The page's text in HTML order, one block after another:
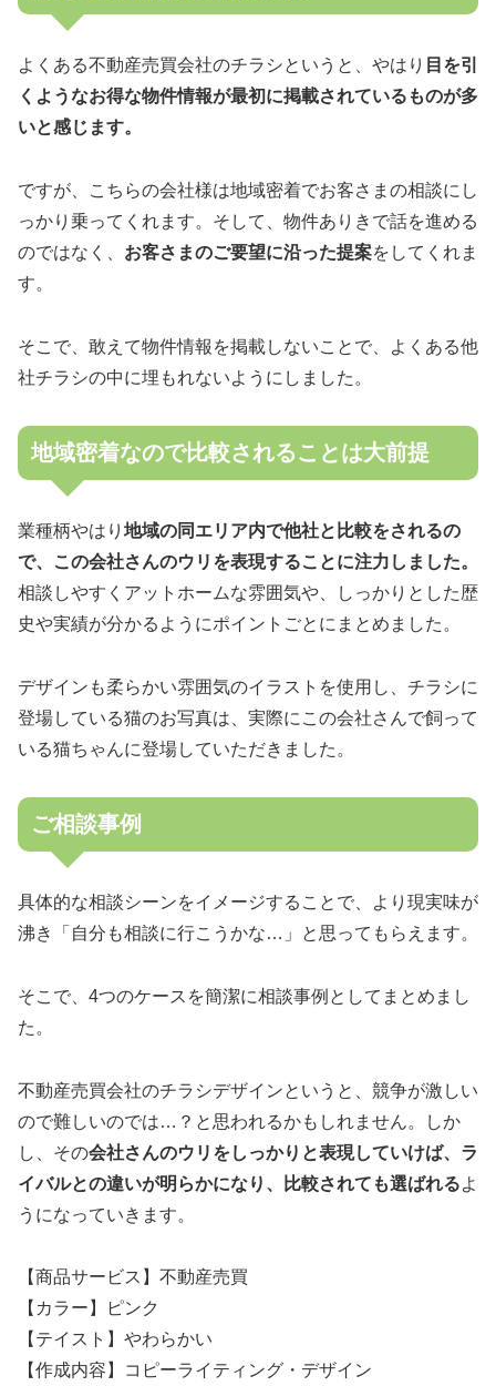
よくある不動産売買会社のチラシというと、やはり 目を引
くようなお得な物件情報が最初に掲載されているものが多
いと感じます。
ですが、こちらの会社様は地域密着でお客さまの相談にし
っかり乗ってくれます。そして、物件ありきで話を進める
のではなく、 お客さまのご要望に沿った提案をしてくれま
す。
そこで、敢えて物件情報を掲載しないことで、よくある他
社チラシの中に埋もれないようにしました。
地域密着なので比較されることは大前提
業種柄やはり 地域の同エリア内で他社と比較をされるの
で、この会社さんのウリを表現することに注力しました。
相談しやすくアットホームな雰囲気や、しっかりとした歴
史や実績が分かるようにポイントごとにまとめました。
デザインも柔らかい雰囲気のイラストを使用し、チラシに
登場している猫のお写真は、実際にこの会社さんで飼って
いる猫ちゃんに登場していただきました。
ご相談事例
具体的な相談シーンをイメージすることで、より現実味が
沸き「自分も相談に行こうかな…」と思ってもらえます。
そこで、4つのケースを簡潔に相談事例としてまとめまし
た。
不動産売買会社のチラシデザインというと、競争が激しい
ので難しいのでは…？と思われるかもしれません。しか
し、その会社さんのウリをしっかりと表現していけば、ラ
イバルとの違いが明らかになり、比較されても選ばれるよ
うになっていきます。
【商品サービス】不動産売買
【カラー】ピンク
【テイスト】やわらかい
【作成内容】コピーライティング・デザイン